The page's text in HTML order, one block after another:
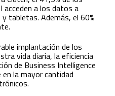
acceden a los datos a
tabletas. Además, el 60%
implantación de los
vida diaria, la eficiencia
de Business Intelligence
la mayor cantidad